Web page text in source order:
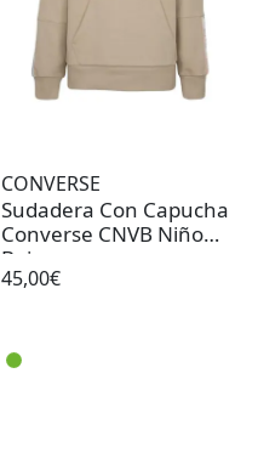
CONVERSE
Sudadera Con Capucha
Converse CNVB Niño
Beige
45,00€